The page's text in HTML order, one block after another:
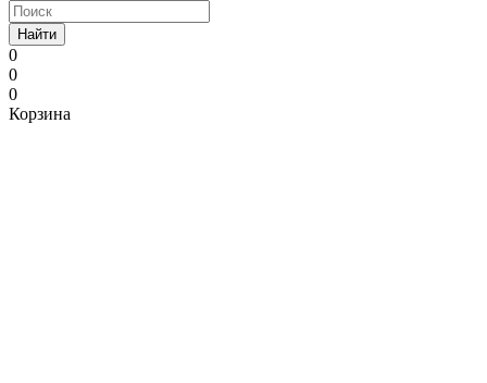
Найти
0
0
0
Корзина